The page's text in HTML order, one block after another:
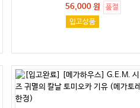
56,000 원
품절
입고상품